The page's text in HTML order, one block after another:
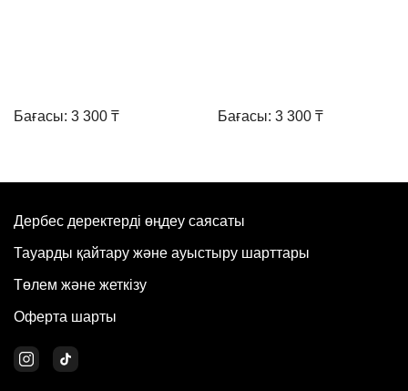
Бағасы: 3 300 ₸ Бағасы: 3 300 ₸
Дербес деректерді өңдеу саясаты
Тауарды қайтару және ауыстыру шарттары
Төлем және жеткізу
Оферта шарты